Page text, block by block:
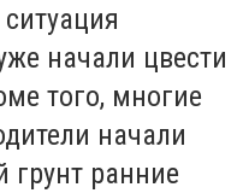
начали цвести
того, многие
начали
грунт ранние